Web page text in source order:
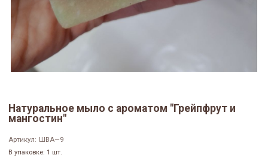
Натуральное мыло с ароматом "Грейпфрут и
мангостин"
Артикул: ШВА—9
В упаковке: 1 шт.